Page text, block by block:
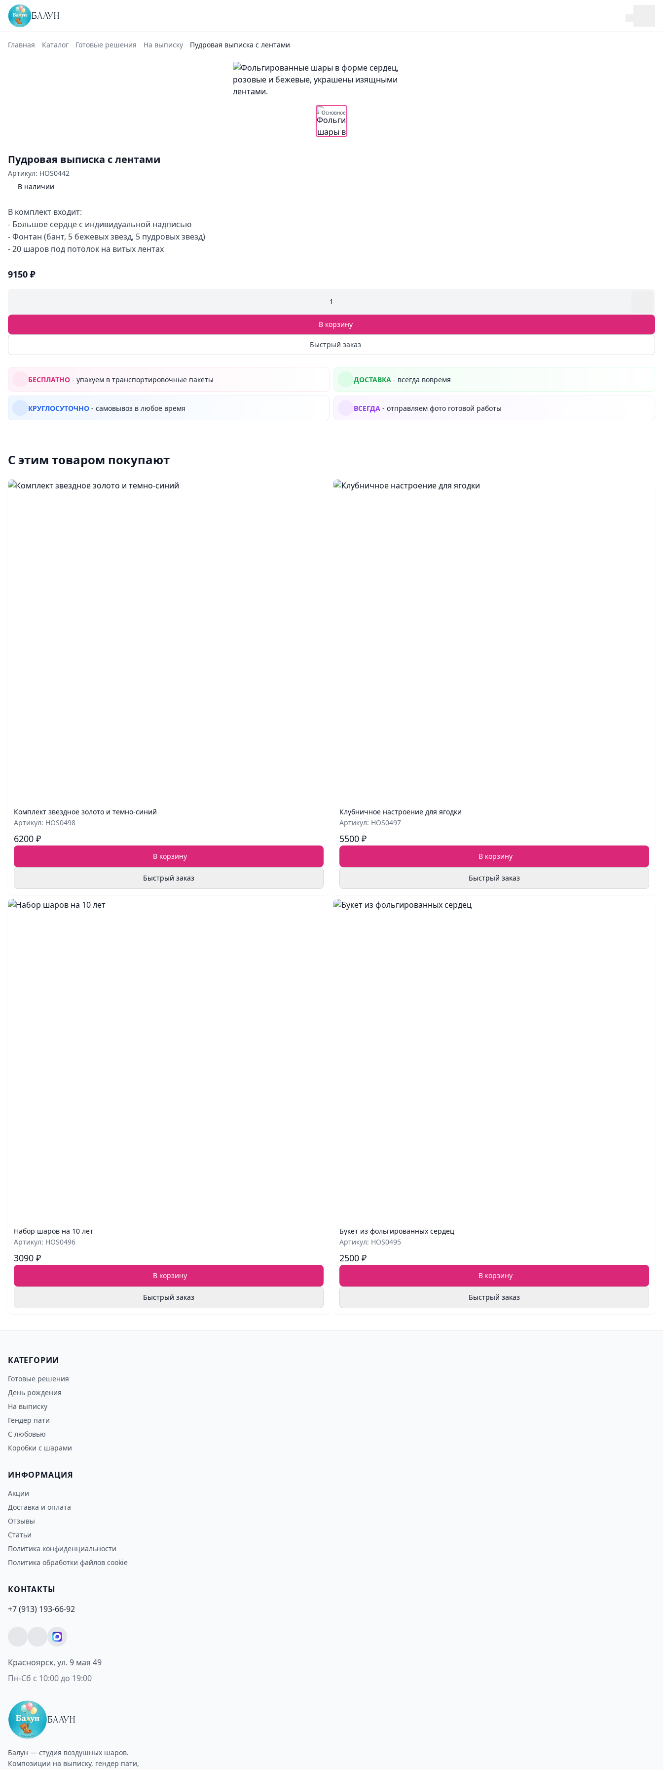
БАЛУН
Главная Каталог Готовые решения На выписку Пудровая выписка с лентами
Основное
Пудровая выписка с лентами
Артикул: HOS0442
В наличии
В комплект входит:
- Большое сердце с индивидуальной надписью
- Фонтан (бант, 5 бежевых звезд, 5 пудровых звезд)
- 20 шаров под потолок на витых лентах
9150 ₽
1
В корзину
Быстрый заказ
БЕСПЛАТНО - упакуем в транспортировочные пакеты ДОСТАВКА - всегда вовремя
КРУГЛОСУТОЧНО - самовывоз в любое время ВСЕГДА - отправляем фото готовой работы
С этим товаром покупают
Комплект звездное золото и темно-синий
Артикул: HOS0498
6200 ₽
В корзину
Быстрый заказ
Клубничное настроение для ягодки
Артикул: HOS0497
5500 ₽
В корзину
Быстрый заказ
Набор шаров на 10 лет
Артикул: HOS0496
3090 ₽
В корзину
Быстрый заказ
Букет из фольгированных сердец
Артикул: HOS0495
2500 ₽
В корзину
Быстрый заказ
КАТЕГОРИИ
Готовые решения
День рождения
На выписку
Гендер пати
С любовью
Коробки с шарами
ИНФОРМАЦИЯ
Акции
Доставка и оплата
Отзывы
Статьи
Политика конфиденциальности
Политика обработки файлов cookie
КОНТАКТЫ
+7 (913) 193-66-92
Красноярск, ул. 9 мая 49
Пн-Сб с 10:00 до 19:00
БАЛУН
Балун — студия воздушных шаров.
Композиции на выписку, гендер пати,